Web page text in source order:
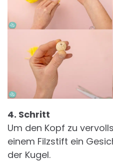
4. Schritt
Um den Kopf zu
einem Filzstift ein
der Kugel.